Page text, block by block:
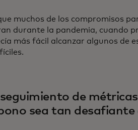
muchos de los compromisos
durante la pandemia, cuando
más fácil alcanzar algunos de
seguimiento de
sea tan desafiante